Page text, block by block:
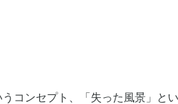
コンセプト、「失った風景」と